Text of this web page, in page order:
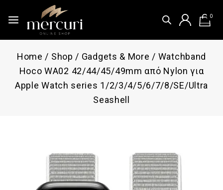
0
Home / Shop / Gadgets & More / Watchband
Hoco WA02 42/44/45/49mm από Nylon για
Apple Watch series 1/2/3/4/5/6/7/8/SE/Ultra
Seashell